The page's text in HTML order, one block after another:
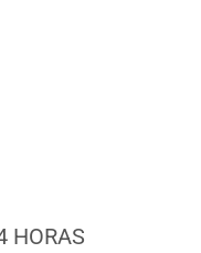
HORAS